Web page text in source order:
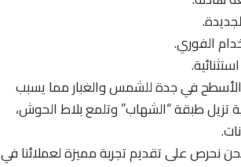
الفوري.
في جدة للشمس والغبار مما يسبب
تزيل طبقة “الشهاب” وتلمع بلاط الحوش،
نحرص على تقديم تجربة مميزة لعملائنا في